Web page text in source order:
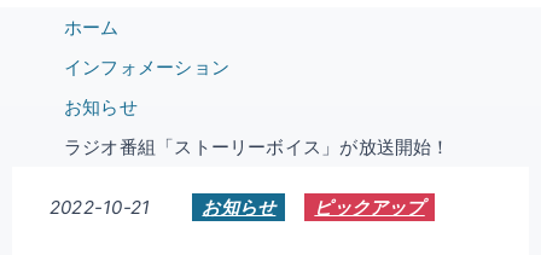
ホーム
インフォメーション
お知らせ
ラジオ番組「ストーリーボイス」が放送開始！
2022-10-21 お知らせ ピックアップ